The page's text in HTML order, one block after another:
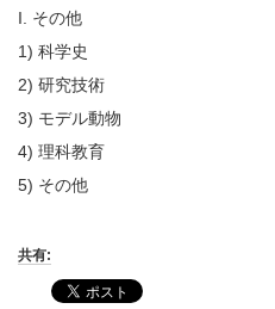
I. その他
1) 科学史
2) 研究技術
3) モデル動物
4) 理科教育
5) その他
共有: